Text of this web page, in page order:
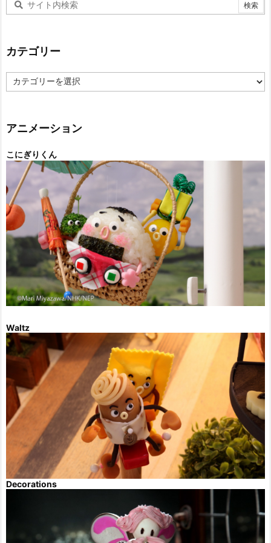
カテゴリー
テ
ー
アニメーション
こにぎりくん
Waltz
Decorations